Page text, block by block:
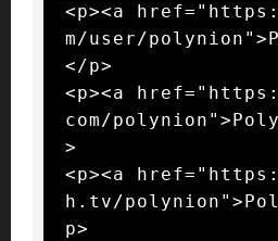
<p><a
m/user/
</p>
<p><a
com/
>
<p><a
h.tv/
p>